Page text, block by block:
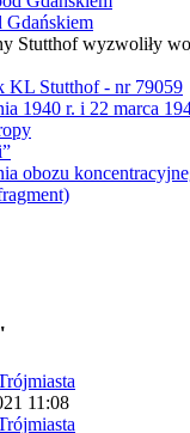
Gdańskiem
Stutthof wyzwoliły
KL Stutthof - nr 79059
1940 r. i 22 marca
obozu
11:08